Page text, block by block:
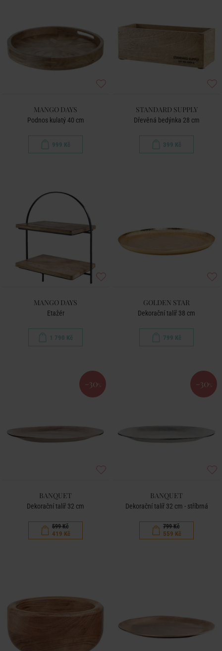
MANGO DAYS
Podnos kulatý 40 cm
999 Kč
STANDARD SUPPLY
Dřevěná bedýnka 28 cm
399 Kč
MANGO DAYS
Etažér
1 790 Kč
GOLDEN STAR
Dekorační talíř 38 cm
799 Kč
-30 %
BANQUET
Dekorační talíř 32 cm
599 Kč
419 Kč
-30 %
BANQUET
Dekorační talíř 32 cm - stříbrná
799 Kč
559 Kč